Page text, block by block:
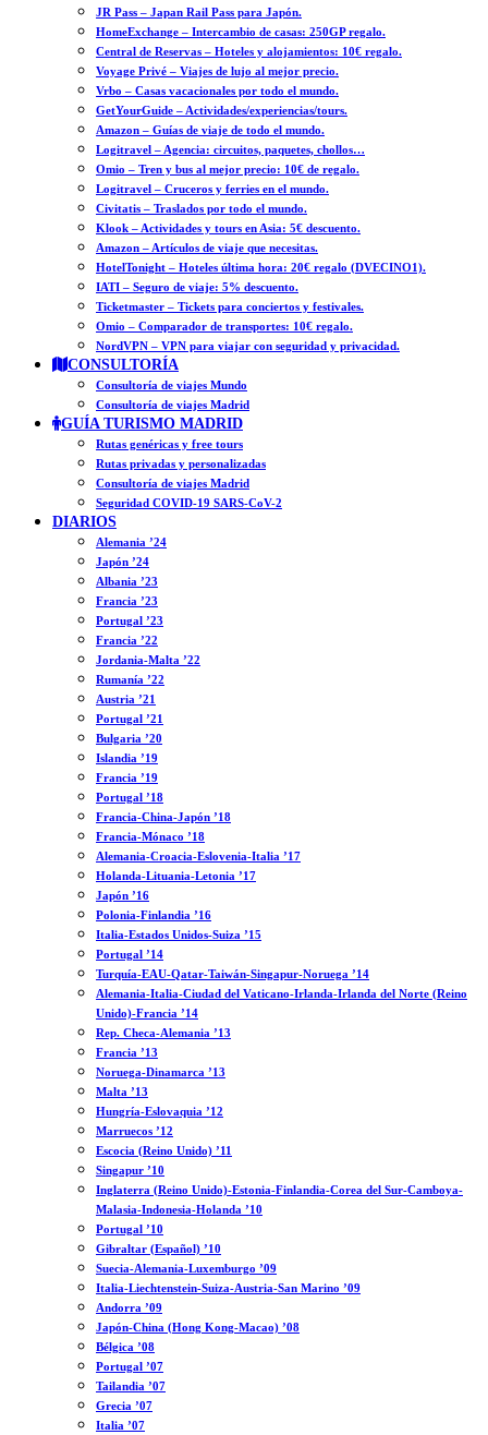
JR Pass – Japan Rail Pass para Japón.
HomeExchange – Intercambio de casas: 250GP regalo.
Central de Reservas – Hoteles y alojamientos: 10€ regalo.
Voyage Privé – Viajes de lujo al mejor precio.
Vrbo – Casas vacacionales por todo el mundo.
GetYourGuide – Actividades/experiencias/tours.
Amazon – Guías de viaje de todo el mundo.
Logitravel – Agencia: circuitos, paquetes, chollos…
Omio – Tren y bus al mejor precio: 10€ de regalo.
Logitravel – Cruceros y ferries en el mundo.
Civitatis – Traslados por todo el mundo.
Klook – Actividades y tours en Asia: 5€ descuento.
Amazon – Artículos de viaje que necesitas.
HotelTonight – Hoteles última hora: 20€ regalo (DVECINO1).
IATI – Seguro de viaje: 5% descuento.
Ticketmaster – Tickets para conciertos y festivales.
Omio – Comparador de transportes: 10€ regalo.
NordVPN – VPN para viajar con seguridad y privacidad.
CONSULTORÍA
Consultoría de viajes Mundo
Consultoría de viajes Madrid
GUÍA TURISMO MADRID
Rutas genéricas y free tours
Rutas privadas y personalizadas
Consultoría de viajes Madrid
Seguridad COVID-19 SARS-CoV-2
DIARIOS
Alemania ’24
Japón ’24
Albania ’23
Francia ’23
Portugal ’23
Francia ’22
Jordania-Malta ’22
Rumanía ’22
Austria ’21
Portugal ’21
Bulgaria ’20
Islandia ’19
Francia ’19
Portugal ’18
Francia-China-Japón ’18
Francia-Mónaco ’18
Alemania-Croacia-Eslovenia-Italia ’17
Holanda-Lituania-Letonia ’17
Japón ’16
Polonia-Finlandia ’16
Italia-Estados Unidos-Suiza ’15
Portugal ’14
Turquía-EAU-Qatar-Taiwán-Singapur-Noruega ’14
Alemania-Italia-Ciudad del Vaticano-Irlanda-Irlanda del Norte (Reino
Unido)-Francia ’14
Rep. Checa-Alemania ’13
Francia ’13
Noruega-Dinamarca ’13
Malta ’13
Hungría-Eslovaquia ’12
Marruecos ’12
Escocia (Reino Unido) ’11
Singapur ’10
Inglaterra (Reino Unido)-Estonia-Finlandia-Corea del Sur-Camboya-
Malasia-Indonesia-Holanda ’10
Portugal ’10
Gibraltar (Español) ’10
Suecia-Alemania-Luxemburgo ’09
Italia-Liechtenstein-Suiza-Austria-San Marino ’09
Andorra ’09
Japón-China (Hong Kong-Macao) ’08
Bélgica ’08
Portugal ’07
Tailandia ’07
Grecia ’07
Italia ’07